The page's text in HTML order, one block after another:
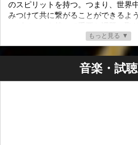
のスピリットを持つ。つまり、世界
みつけて共に繋がることができるよ
心を結ぶ方法、そして人々を隔てる
を探す。音楽を通して愛を送ります。
「たくさんの愛.。」— iHiva（イヒ
もっと見る ▼
音楽・試聴